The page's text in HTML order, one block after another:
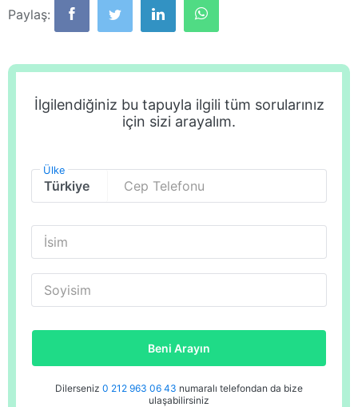
Paylaş:
İlgilendiğiniz bu tapuyla ilgili tüm sorularınız
için sizi arayalım.
Ülke
Cep Telefonu
İsim
Soyisim
Beni Arayın
Dilerseniz 0 212 963 06 43 numaralı telefondan da bize
ulaşabilirsiniz